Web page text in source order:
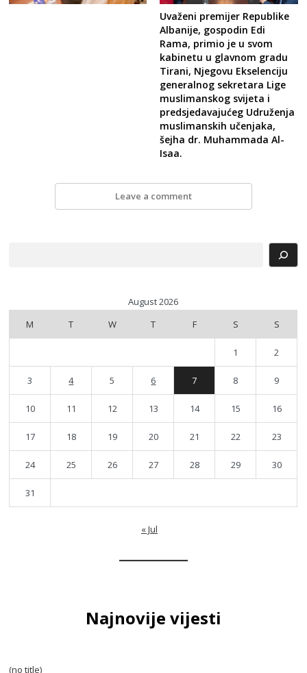
Uvaženi premijer Republike
Albanije, gospodin Edi
Rama, primio je u svom
kabinetu u glavnom gradu
Tirani, Njegovu Ekselenciju
generalnog sekretara Lige
muslimanskog svijeta i
predsjedavajućeg Udruženja
muslimanskih učenjaka,
šejha dr. Muhammada Al-
Isaa.
Leave a comment
August 2026
M
T W T F S S
1 2
3 4 5 6 7 8 9
10 11 12 13 14 15 16
17 18 19 20 21 22 23
24 25 26 27 28 29 30
31
« Jul
Najnovije vijesti
(no title)